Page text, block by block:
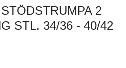
2
STL. 34/36 - 40/42